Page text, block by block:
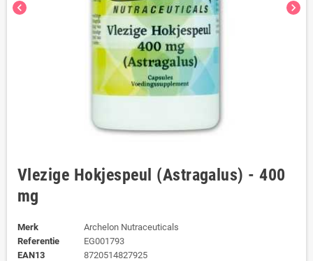
chevron_left chevron_right
Vlezige Hokjespeul (Astragalus) - 400
mg
Merk
Archelon Nutraceuticals
Referentie
EG001793
EAN13
8720514827925